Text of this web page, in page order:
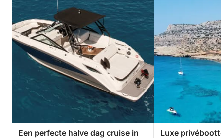
Een perfecte halve dag cruise in
Luxe